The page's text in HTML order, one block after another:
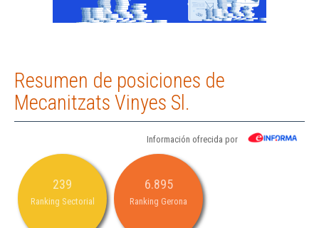
Resumen de posiciones de
Mecanitzats Vinyes Sl.
Información ofrecida por
239
Ranking Sectorial
6.895
Ranking Gerona